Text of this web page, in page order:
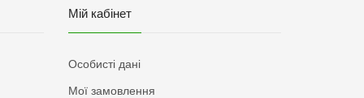
Мій кабінет
Особисті дані
Мої замовлення